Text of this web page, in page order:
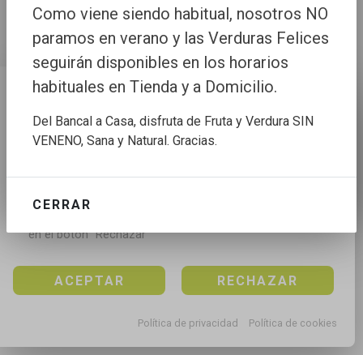
Configuración de cookies
Utilizamos cookies propias y de terceros para mejorar
nuestros servicios, para analizar el tráfico, para
análisis de la navegación.
Puedes aceptar todas las cookies pulsando en el
en el botón “Rechazar”
ACEPTAR RECHAZAR
Política de privacidad Política de cookies
Como viene siendo habitual, nosotros NO
paramos en verano y las Verduras Felices
seguirán disponibles en los horarios
habituales en Tienda y a Domicilio.
Del Bancal a Casa, disfruta de Fruta y Verdura SIN
VENENO, Sana y Natural. Gracias.
CERRAR